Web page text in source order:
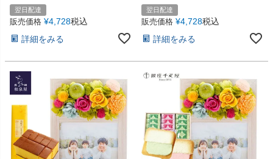
翌日配達
販売価格 ¥4,728税込
詳細をみる
翌日配達
販売価格 ¥4,728税込
詳細をみる